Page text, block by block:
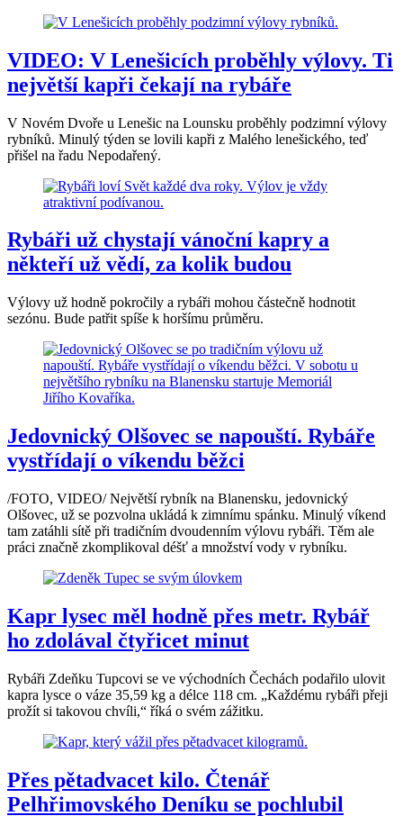
VIDEO: V Lenešicích proběhly výlovy. Ti
největší kapři čekají na rybáře
V Novém Dvoře u Lenešic na Lounsku proběhly podzimní výlovy
rybníků. Minulý týden se lovili kapři z Malého lenešického, teď
přišel na řadu Nepodařený.
Rybáři už chystají vánoční kapry a
někteří už vědí, za kolik budou
Výlovy už hodně pokročily a rybáři mohou částečně hodnotit
sezónu. Bude patřit spíše k horšímu průměru.
Jedovnický Olšovec se napouští. Rybáře
vystřídají o víkendu běžci
/FOTO, VIDEO/ Největší rybník na Blanensku, jedovnický
Olšovec, už se pozvolna ukládá k zimnímu spánku. Minulý víkend
tam zatáhli sítě při tradičním dvoudenním výlovu rybáři. Těm ale
práci značně zkomplikoval déšť a množství vody v rybníku.
Kapr lysec měl hodně přes metr. Rybář
ho zdolával čtyřicet minut
Rybáři Zdeňku Tupcovi se ve východních Čechách podařilo ulovit
kapra lysce o váze 35,59 kg a délce 118 cm. „Každému rybáři přeji
prožít si takovou chvíli,“ říká o svém zážitku.
Přes pětadvacet kilo. Čtenář
Pelhřimovského Deníku se pochlubil